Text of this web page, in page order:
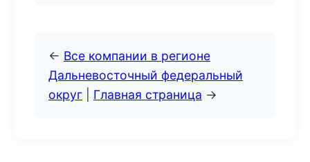
← Все компании в регионе
Дальневосточный федеральный
округ
Главная страница →